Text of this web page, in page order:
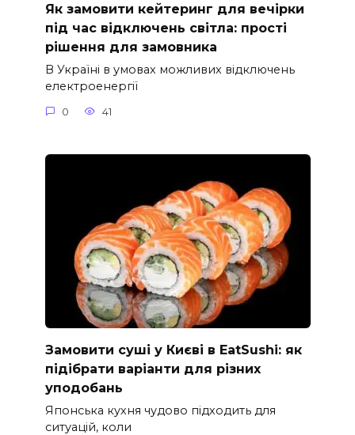
Як замовити кейтеринг для вечірки
під час відключень світла: прості
рішення для замовника
В Україні в умовах можливих відключень
електроенергії
0 41
Замовити суші у Києві в EatSushi: як
підібрати варіанти для різних
уподобань
Японська кухня чудово підходить для
ситуацій, коли